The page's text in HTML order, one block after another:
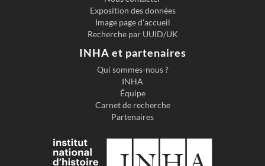
Exposition des données
Image page d'accueil
Recherche par UUID/UK
INHA et partenaires
Qui sommes-nous ?
INHA
Équipe
Carnet de recherche
Partenaires